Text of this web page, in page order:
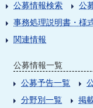
公募情報検索 公
事務処理説明書・様
関連情報
公募情報一覧
公募予告一覧
分野別一覧
掲